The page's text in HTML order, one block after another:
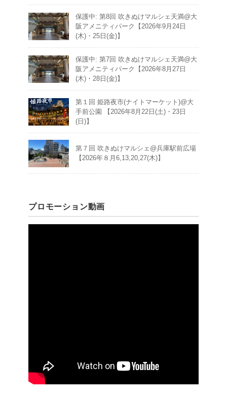
保護中: 第8回 吹きぬけマルシェ天満@大
阪アメニティパーク【2026年9月24日
(木)・25日(金)】
保護中: 第7回 吹きぬけマルシェ天満@大
阪アメニティパーク【2026年8月27日
(木)・28日(金)】
第１回 姫路夜市(ナイトマーケット)@大
手前公園 【2026年8月22日(土)・23日
(日)】
第７回 吹きぬけマルシェ@兵庫駅前広場
【2026年８月6,13,20,27(木)】
プロモーション動画